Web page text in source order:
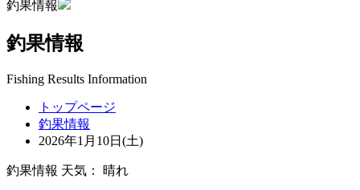
釣果情報
釣果情報
Fishing Results Information
トップページ
釣果情報
2026年1月10日(土)
釣果情報 天気： 晴れ